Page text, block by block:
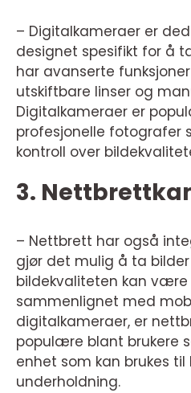
– Digitalkameraer er
designet spesifikt for å
har avanserte
utskiftbare linser og
Digitalkameraer er
profesjonelle fotografer
kontroll over
3.
– Nettbrett har også
gjør det mulig å ta
bildekvaliteten kan
sammenlignet med
digitalkameraer, er
populære blant brukere
enhet som kan brukes
underholdning.